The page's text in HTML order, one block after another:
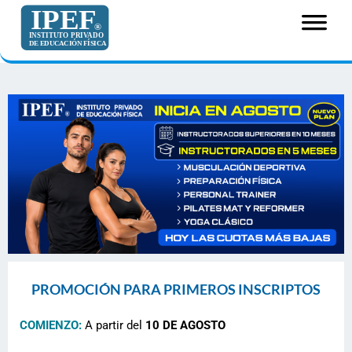
PROMOCIÓN PARA PRIMEROS INSCRIPTOS
COMIENZO: A partir del 10 DE AGOSTO